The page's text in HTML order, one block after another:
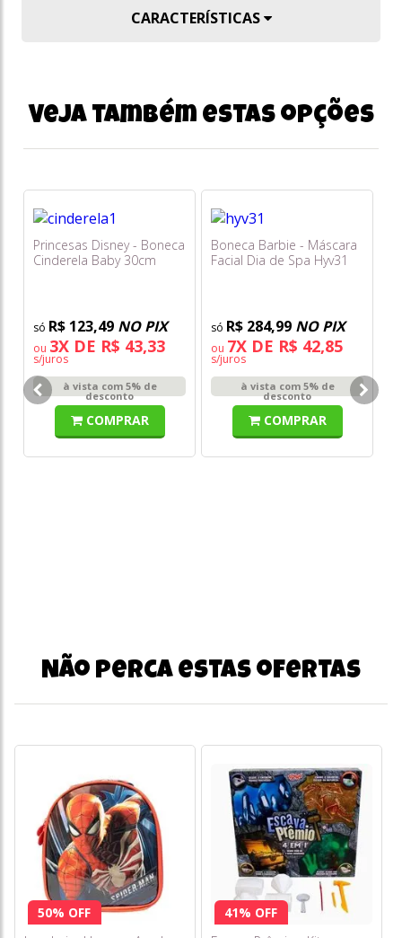
CARACTERÍSTICAS
Veja também estas opções
Princesas Disney - Boneca
Cinderela Baby 30cm
R$ 123,49 NO PIX
ou 3X DE R$ 43,33
s/juros
à vista com 5% de
desconto
COMPRAR
Boneca Barbie - Máscara
Facial Dia de Spa Hyv31
R$ 284,99 NO PIX
ou 7X DE R$ 42,85
s/juros
à vista com 5% de
desconto
COMPRAR
Não perca estas ofertas
50% OFF
41% OFF